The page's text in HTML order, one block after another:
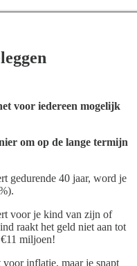
voor iedereen mogelijk
om op de lange termijn
gedurende 40 jaar, word je
voor je kind van zijn of
raakt het geld niet aan tot
miljoen!
voor inflatie, maar je snapt